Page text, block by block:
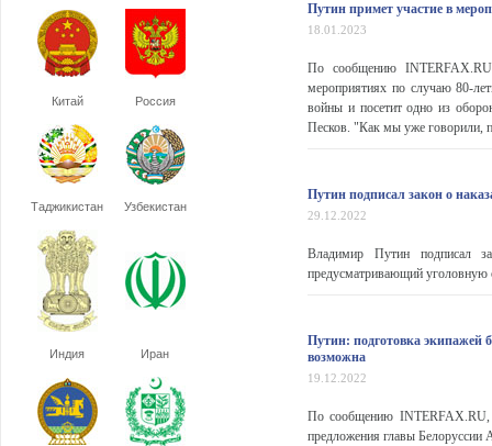
Китай Россия
Таджикистан Узбекистан
Индия Иран
Путин примет участие в
18.01.2023
По сообщению
мероприятиях по случаю 80-
войны и посетит одно из
Песков. "Как мы уже говорили,
Путин подписал закон о
29.12.2022
Владимир Путин подписал
предусматривающий уголовную
Путин: подготовка экипажей
возможна
19.12.2022
По сообщению INTERFAX.RU,
предложения главы Белоруссии